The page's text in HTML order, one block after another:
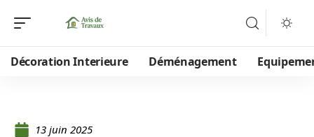
Décoration Interieure Déménagement
13 juin 2025